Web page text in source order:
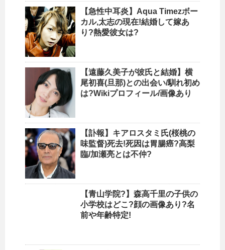
【急性中耳炎】Aqua Timezボー
カル,太志の現在!結婚して嫁あ
り?熱愛彼女は?
【遠藤久美子が彼氏と結婚】横
尾初喜(旦那)との出会い/馴れ初め
は?Wikiプロフィール/画像あり
【訃報】キアロスタミ氏(桜桃の
味監督)死去!死因は胃腸癌?高梨
臨/加瀬亮とは不仲?
【青山学院?】森高千里の子供の
小学校はどこ?顔の画像あり?名
前や年齢特定!